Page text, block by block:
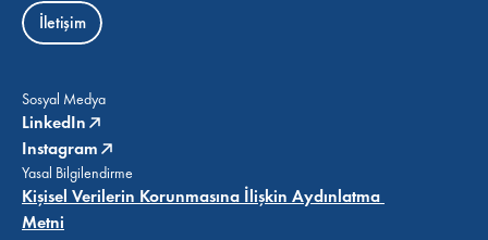
İletişim
Sosyal Medya
LinkedIn
Instagram
Yasal Bilgilendirme
Kişisel Verilerin Korunmasına İlişkin Aydınlatma
Metni